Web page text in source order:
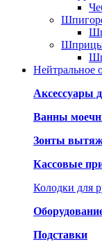
Шприцы
Нейтральное
Аксессуары
Ванны
Зонты
Кассовые
Колодки для
Подставки